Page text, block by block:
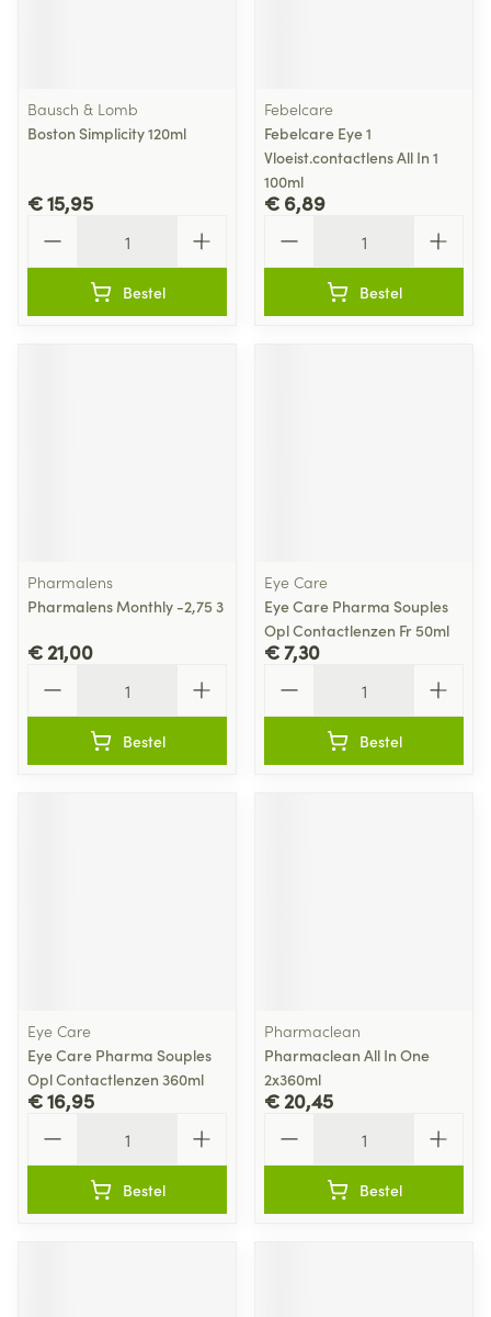
Bausch & Lomb
Boston Simplicity 120ml
€ 15,95
Bestel
Febelcare
Febelcare Eye 1
Vloeist.contactlens All In 1
100ml
€ 6,89
Bestel
Pharmalens
Pharmalens Monthly -2,75 3
€ 21,00
Bestel
Eye Care
Eye Care Pharma Souples
Opl Contactlenzen Fr 50ml
€ 7,30
Bestel
Eye Care
Eye Care Pharma Souples
Opl Contactlenzen 360ml
€ 16,95
Bestel
Pharmaclean
Pharmaclean All In One
2x360ml
€ 20,45
Bestel